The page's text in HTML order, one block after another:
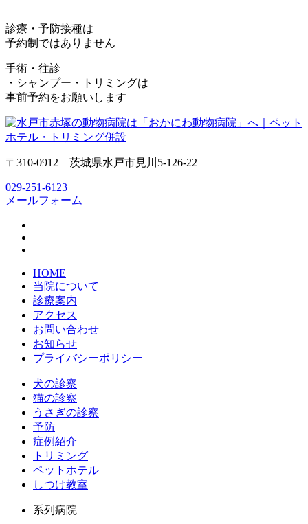
診療・予防接種は
予約制ではありません
手術・往診
・シャンプー・トリミングは
事前予約をお願いします
〒310-0912 茨城県水戸市見川5-126-22
029-251-6123
メールフォーム
HOME
当院について
診療案内
アクセス
お問い合わせ
お知らせ
プライバシーポリシー
犬の診察
猫の診察
うさぎの診察
予防
症例紹介
トリミング
ペットホテル
しつけ教室
系列病院